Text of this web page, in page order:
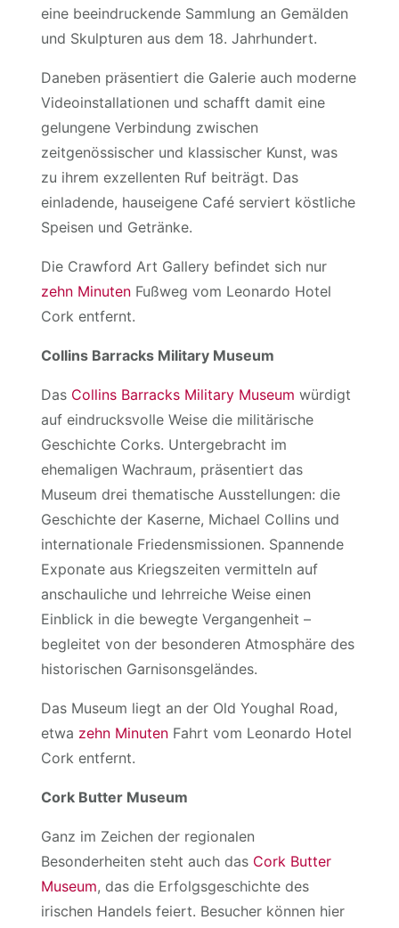
eine beeindruckende Sammlung an Gemälden
und Skulpturen aus dem 18. Jahrhundert.
Daneben präsentiert die Galerie auch moderne
Videoinstallationen und schafft damit eine
gelungene Verbindung zwischen
zeitgenössischer und klassischer Kunst, was
zu ihrem exzellenten Ruf beiträgt. Das
einladende, hauseigene Café serviert köstliche
Speisen und Getränke.
Die Crawford Art Gallery befindet sich nur
zehn Minuten Fußweg vom Leonardo Hotel
Cork entfernt.
Collins Barracks Military Museum
Das Collins Barracks Military Museum würdigt
auf eindrucksvolle Weise die militärische
Geschichte Corks. Untergebracht im
ehemaligen Wachraum, präsentiert das
Museum drei thematische Ausstellungen: die
Geschichte der Kaserne, Michael Collins und
internationale Friedensmissionen. Spannende
Exponate aus Kriegszeiten vermitteln auf
anschauliche und lehrreiche Weise einen
Einblick in die bewegte Vergangenheit –
begleitet von der besonderen Atmosphäre des
historischen Garnisonsgeländes.
Das Museum liegt an der Old Youghal Road,
etwa zehn Minuten Fahrt vom Leonardo Hotel
Cork entfernt.
Cork Butter Museum
Ganz im Zeichen der regionalen
Besonderheiten steht auch das Cork Butter
Museum, das die Erfolgsgeschichte des
irischen Handels feiert. Besucher können hier